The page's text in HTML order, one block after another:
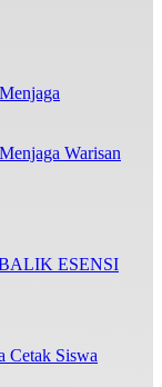
Warisan
ESENSI
Cetak Siswa